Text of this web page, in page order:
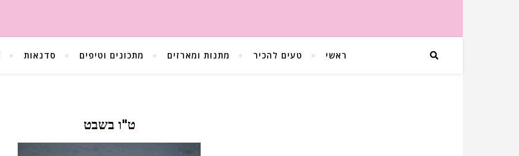
ראשי טעים להכיר מתנות ומארזים מתכונים וטיפים סדנאות
ט"ו בשבט